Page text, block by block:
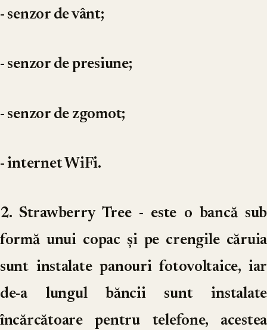
- senzor de vânt;
- senzor de presiune;
- senzor de zgomot;
- internet WiFi.
2. Strawberry Tree- este o bancă sub
formă unui copac și pe crengile căruia
sunt instalate panouri fotovoltaice, iar
de-a lungul băncii sunt instalate
încărcătoare pentru telefone, acestea